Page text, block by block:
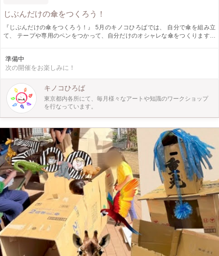
じぶんだけの傘をつくろう！
『じぶんだけの傘をつくろう！』 5月のキノコひろばでは、 自分で傘を組み立
て、 テープや専用のペンをつかって、自分だけのオシャレな傘をつくります！
け工作ワークショップ・自然の中で季節を感じるプレイパークを月に１回開催し
ています。 親子で、お友達と、小学生以上のお子さまならもちろん一人でも！
準備中
次の開催をお楽しみに！
キノコひろば
東京都内各所にて、毎月様々なアートや知識のワークショップ
を行なっています。